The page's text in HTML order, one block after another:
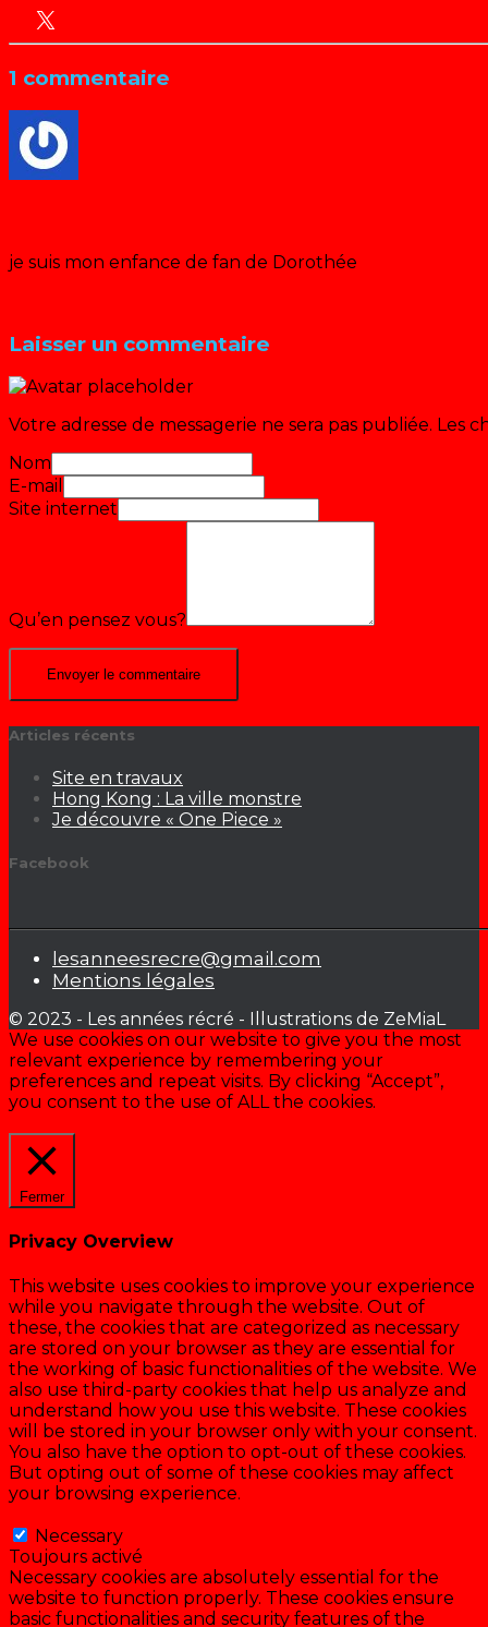
1 commentaire
je suis mon enfance de fan de Dorothée
Laisser un commentaire
Votre adresse de messagerie ne sera pas publiée. Les
Nom
E-mail
Site internet
Qu’en pensez vous?
Articles récents
Site en travaux
Hong Kong : La ville monstre
Je découvre « One Piece »
Facebook
lesanneesrecre@gmail.com
Mentions légales
© 2023 - Les années récré - Illustrations de ZeMiaL
We use cookies on our website to give you the most
relevant experience by remembering your
preferences and repeat visits. By clicking “Accept”,
you consent to the use of ALL the cookies.
Fermer
Privacy Overview
This website uses cookies to improve your experience
while you navigate through the website. Out of
these, the cookies that are categorized as necessary
are stored on your browser as they are essential for
the working of basic functionalities of the website. We
also use third-party cookies that help us analyze and
understand how you use this website. These cookies
will be stored in your browser only with your consent.
You also have the option to opt-out of these cookies.
But opting out of some of these cookies may affect
your browsing experience.
Necessary
Toujours activé
Necessary cookies are absolutely essential for the
website to function properly. These cookies ensure
basic functionalities and security features of the